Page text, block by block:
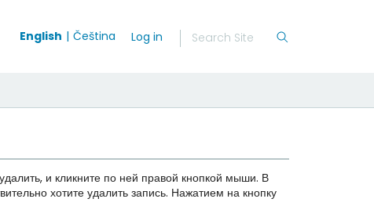
English Čeština Log in
и кликните по ней правой кнопкой мыши. В
хотите удалить запись. Нажатием на кнопку